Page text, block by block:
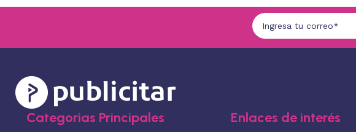
Categorias Principales Enlaces de interés